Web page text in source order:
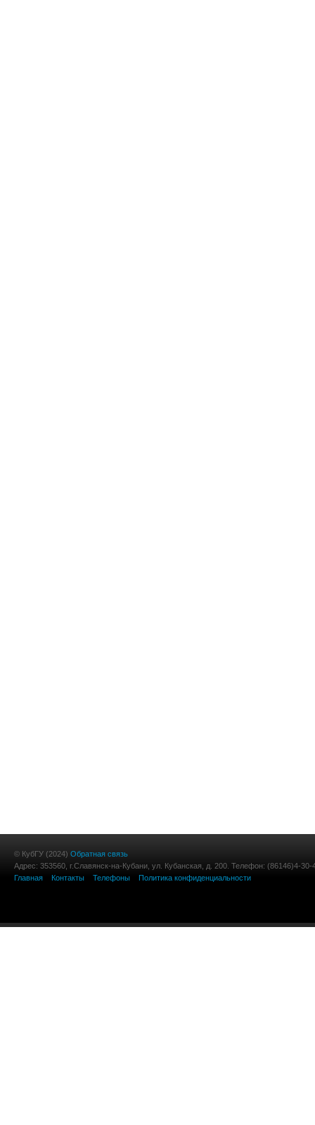
© КубГУ (2024) Обратная связь
Адрес: 353560, г.Славянск-на-Кубани, ул. Кубанская, д. 200. Телефон: (86146)4-30-
Главная
Контакты Телефоны Политика конфиденциальности